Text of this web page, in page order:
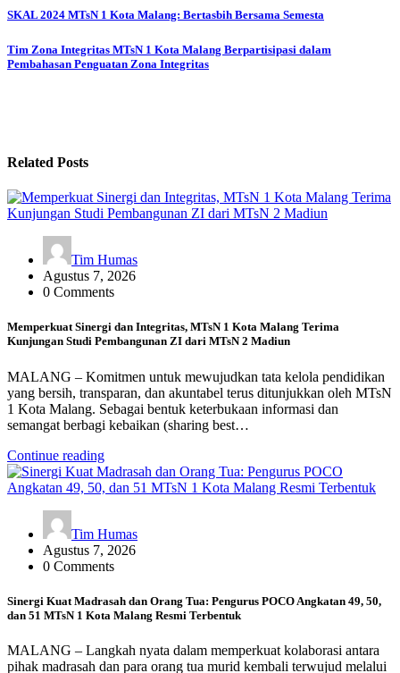
SKAL 2024 MTsN 1 Kota Malang: Bertasbih Bersama Semesta
Tim Zona Integritas MTsN 1 Kota Malang Berpartisipasi dalam
Pembahasan Penguatan Zona Integritas
Related Posts
Tim Humas
Agustus 7, 2026
0 Comments
Memperkuat Sinergi dan Integritas, MTsN 1 Kota Malang Terima
Kunjungan Studi Pembangunan ZI dari MTsN 2 Madiun
MALANG – Komitmen untuk mewujudkan tata kelola pendidikan
yang bersih, transparan, dan akuntabel terus ditunjukkan oleh MTsN
1 Kota Malang. Sebagai bentuk keterbukaan informasi dan
semangat berbagi kebaikan (sharing best…
Continue reading
Tim Humas
Agustus 7, 2026
0 Comments
Sinergi Kuat Madrasah dan Orang Tua: Pengurus POCO Angkatan 49, 50,
dan 51 MTsN 1 Kota Malang Resmi Terbentuk
MALANG – Langkah nyata dalam memperkuat kolaborasi antara
pihak madrasah dan para orang tua murid kembali terwujud melalui